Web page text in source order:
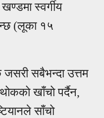
स्वर्गीय
(लूका १५
जसरी सबैभन्दा उत्तम
खाँचो पर्दैन,
साँचो